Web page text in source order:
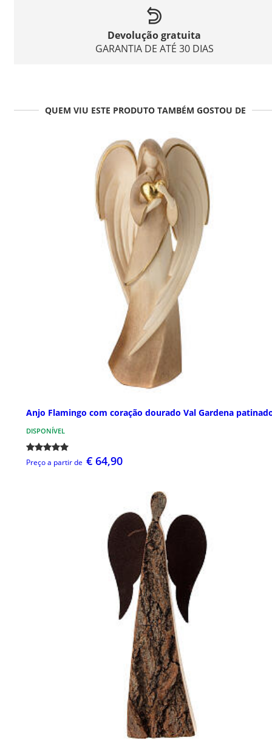
Devolução gratuita
GARANTIA DE ATÉ 30 DIAS
QUEM VIU ESTE PRODUTO TAMBÉM GOSTOU DE
Anjo Flamingo com coração dourado Val Gardena
DISPONÍVEL
Preço a partir de € 64,90